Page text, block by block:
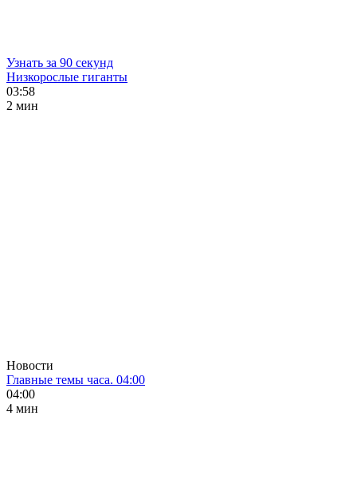
Узнать за 90 секунд
Низкорослые гиганты
03:58
2 мин
Новости
Главные темы часа. 04:00
04:00
4 мин